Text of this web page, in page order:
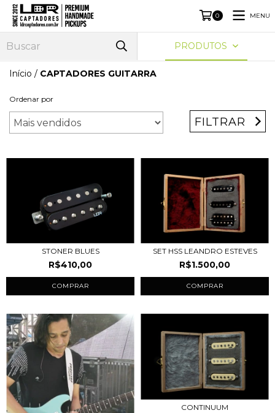
0 MENU
PRODUTOS
Início / CAPTADORES GUITARRA
Ordenar por
FILTRAR
STONER BLUES
R$410,00
COMPRAR
SET HSS LEANDRO ESTEVES
R$1.500,00
COMPRAR
CONTINUUM